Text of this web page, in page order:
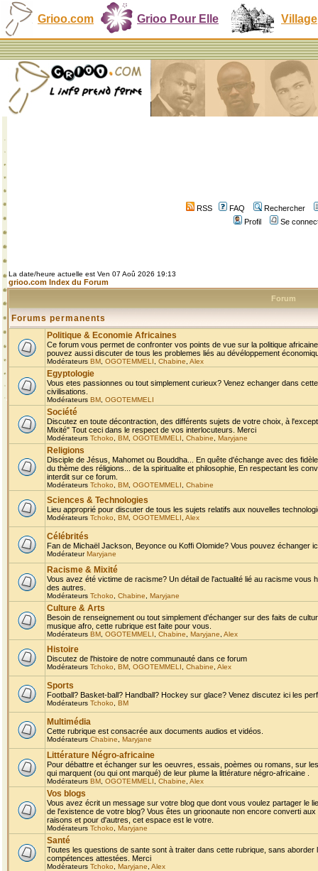
Grioo.com Grioo Pour Elle Village
RSS FAQ
Rechercher
Profil
Se
La date/heure actuelle est Ven 07 Aoû 2026 19:13
grioo.com Index du Forum
Forum
Forums permanents
Politique & Economie Africaines
Ce forum vous permet de confronter vos points de vue sur la politique
pouvez aussi discuter de tous les problemes liés au dévéloppement
Modérateurs BM OGOTEMMELI Chabine Alex
Egyptologie
Vous etes passionnes ou tout simplement curieux? Venez echanger dans
civilisations.
Modérateurs BM OGOTEMMELI
Société
Discutez en toute décontraction, des différents sujets de votre choix, à
Mixité" Tout ceci dans le respect de vos interlocuteurs. Merci
Modérateurs Tchoko BM OGOTEMMELI Chabine Maryjane
Religions
Disciple de Jésus, Mahomet ou Bouddha... En quête d'échange avec des
du thème des réligions... de la spiritualite et philosophie, En respectant les
interdit sur ce forum.
Modérateurs Tchoko BM OGOTEMMELI Chabine
Sciences & Technologies
Lieu approprié pour discuter de tous les sujets relatifs aux nouvelles
Modérateurs Tchoko BM OGOTEMMELI Alex
Célébrités
Fan de Michaël Jackson, Beyonce ou Koffi Olomide? Vous pouvez échanger
ModérateurMaryjane
Racisme & Mixité
Vous avez été victime de racisme? Un détail de l'actualité lié au racisme
des autres.
Modérateurs Tchoko Chabine Maryjane
Culture & Arts
Besoin de renseignement ou tout simplement d'échanger sur des faits de
musique afro, cette rubrique est faite pour vous.
Modérateurs BM OGOTEMMELI Chabine Maryjane Alex
Histoire
Discutez de l'histoire de notre communauté dans ce forum
Modérateurs Tchoko BM OGOTEMMELI Chabine Alex
Sports
Football? Basket-ball? Handball? Hockey sur glace? Venez discutez ici les
Modérateurs Tchoko BM
Multimédia
Cette rubrique est consacrée aux documents audios et vidéos.
Modérateurs Chabine Maryjane
Littérature Négro-africaine
Pour débattre et échanger sur les oeuvres, essais, poèmes ou romans, sur
qui marquent (ou qui ont marqué) de leur plume la littérature négro-africaine .
Modérateurs BM OGOTEMMELI Chabine Alex
Vos blogs
Vous avez écrit un message sur votre blog que dont vous voulez partager le
de l'existence de votre blog? Vous êtes un grioonaute non encore converti
raisons et pour d'autres, cet espace est le votre.
Modérateurs Tchoko Maryjane
Santé
Toutes les questions de sante sont à traiter dans cette rubrique, sans
compétences attestées. Merci
Modérateurs Tchoko Maryjane Alex